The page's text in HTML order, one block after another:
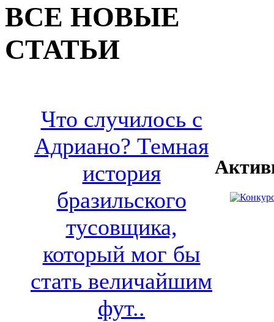
ВСЕ НОВЫЕ
СТАТЬИ
Что случилось с
Адриано? Темная
история
бразильского
тусовщика,
который мог бы
стать величайшим
фут..